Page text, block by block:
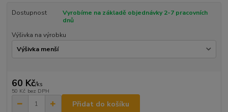
Dostupnost
Vyrobíme na základě objednávky 2-7 pracovních
dnů
Výšivka na výrobku
60 Kč/ks
50 Kč bez DPH
Přidat do košíku